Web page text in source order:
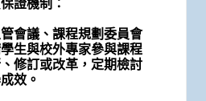
會議、課程規劃委員會
生與校外專家參與課程
修訂或改革，定期檢討
效。